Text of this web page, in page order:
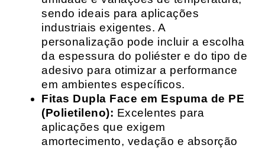
sendo ideais para aplicações
industriais exigentes. A
personalização pode incluir a escolha
da espessura do poliéster e do tipo de
adesivo para otimizar a performance
em ambientes específicos.
Fitas Dupla Face em Espuma de PE
(Polietileno): Excelentes para
aplicações que exigem
amortecimento, vedação e absorção